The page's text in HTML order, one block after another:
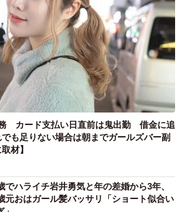
カード支払い日直前は鬼出勤 借金に追
も足りない場合は朝までガールズバー副
材】
でハライチ岩井勇気と年の差婚から3年、
元おはガール髪バッサリ「ショート似合い